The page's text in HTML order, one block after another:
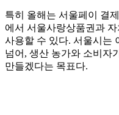
특히 올해는 서울페이 결
에서 서울사랑상품권과
사용할 수 있다. 서울시는
넘어, 생산 농가와 소비자
만들겠다는 목표다.